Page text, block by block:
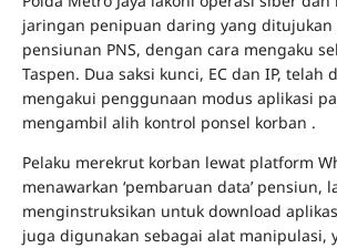
jaringan penipuan daring yang ditujukan
pensiunan PNS, dengan cara mengaku
Taspen. Dua saksi kunci, EC dan IP, telah
mengakui penggunaan modus aplikasi
mengambil alih kontrol ponsel korban .
Pelaku merekrut korban lewat platform
menawarkan ‘pembaruan data’ pensiun,
menginstruksikan untuk download
juga digunakan sebagai alat manipulasi,